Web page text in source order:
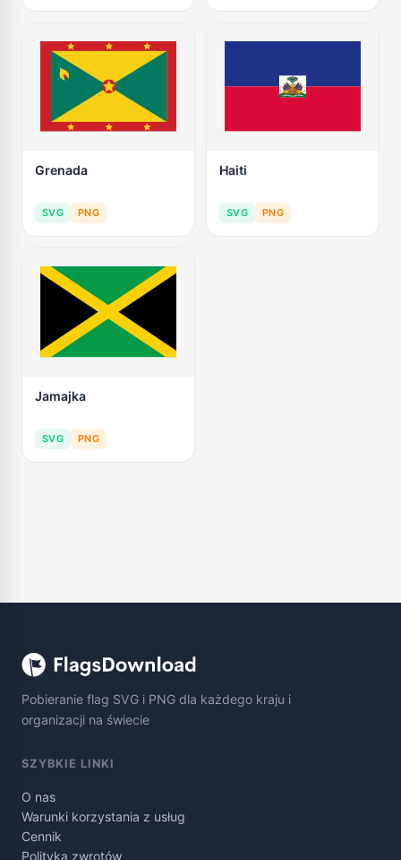
Grenada
SVG PNG
Haiti
SVG PNG
Jamajka
SVG PNG
Pobieranie flag SVG i PNG dla każdego kraju i
organizacji na świecie
SZYBKIE LINKI
O nas
Warunki korzystania z usług
Cennik
Polityka zwrotów